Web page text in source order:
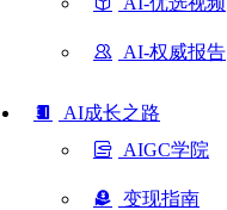
AI-权威报告
AI成长之路
AIGC学院
变现指南